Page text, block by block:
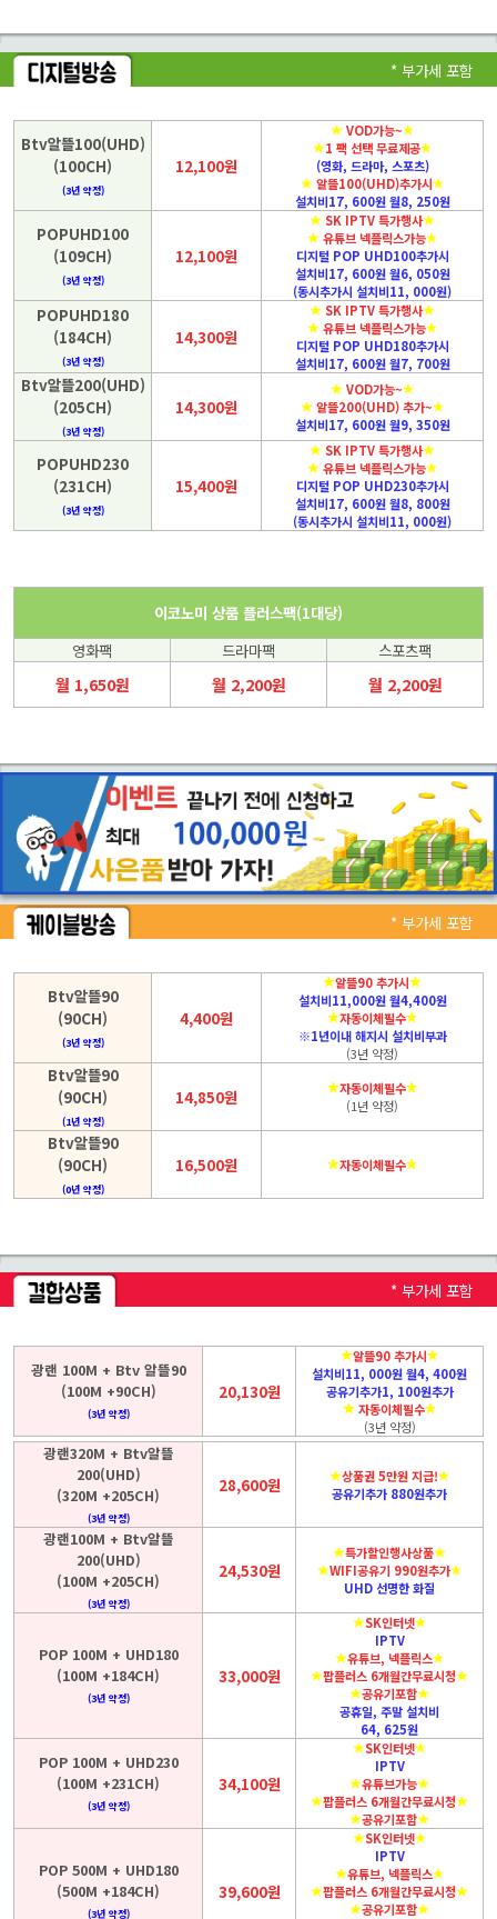
* 부가세 포함
Btv알뜰100(UHD)
(100CH)
(3년 약정)
12,100원
VOD가능~
1 팩 선택 무료제공
(영화, 드라마, 스포츠)
알뜰100(UHD)추가시
설치비17, 600원 월8, 250원
POPUHD100
(109CH)
(3년 약정)
12,100원
SK IPTV 특가행사
유튜브 넥플릭스가능
디지털 POP UHD100추가시
설치비17, 600원 월6, 050원
(동시추가시 설치비11, 000원)
POPUHD180
(184CH)
(3년 약정)
14,300원
SK IPTV 특가행사
유튜브 넥플릭스가능
디지털 POP UHD180추가시
설치비17, 600원 월7, 700원
Btv알뜰200(UHD)
(205CH)
(3년 약정)
14,300원
VOD가능~
알뜰200(UHD) 추가~
설치비17, 600원 월9, 350원
POPUHD230
(231CH)
(3년 약정)
15,400원
SK IPTV 특가행사
유튜브 넥플릭스가능
디지털 POP UHD230추가시
설치비17, 600원 월8, 800원
(동시추가시 설치비11, 000원)
이코노미 상품 플러스팩(1대당)
영화팩
드라마팩 스포츠팩
월 1,650원 월 2,200원 월 2,200원
* 부가세 포함
Btv알뜰90
(90CH)
(3년 약정)
4,400원
알뜰90 추가시
설치비11,000원 월4,400원
자동이체필수
※1년이내 해지시 설치비부과
(3년 약정)
Btv알뜰90
(90CH)
(1년 약정)
14,850원
자동이체필수
(1년 약정)
Btv알뜰90
(90CH)
(0년 약정)
16,500원 자동이체필수
* 부가세 포함
광랜 100M + Btv 알뜰90
(100M +90CH)
(3년 약정)
20,130원
알뜰90 추가시
설치비11, 000원 월4, 400원
공유기추가1, 100원추가
자동이체필수
(3년 약정)
광랜320M + Btv알뜰
200(UHD)
(320M +205CH)
(3년 약정)
28,600원
상품권 5만원 지급!
공유기추가 880원추가
광랜100M + Btv알뜰
200(UHD)
(100M +205CH)
(3년 약정)
24,530원
특가할인행사상품
WIFI공유기 990원추가
UHD 선명한 화질
POP 100M + UHD180
(100M +184CH)
(3년 약정)
33,000원
SK인터넷
IPTV
유튜브, 넥플릭스
팝플러스 6개월간무료시청
공유기포함
공휴일, 주말 설치비
64, 625원
POP 100M + UHD230
(100M +231CH)
(3년 약정)
34,100원
SK인터넷
IPTV
유튜브가능
팝플러스 6개월간무료시청
공유기포함
POP 500M + UHD180
(500M +184CH)
(3년 약정)
39,600원
SK인터넷
IPTV
유튜브, 넥플릭스
팝플러스 6개월간무료시청
공유기포함